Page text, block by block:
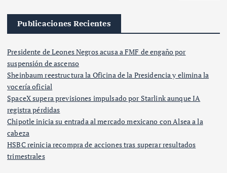
Publicaciones Recientes
Presidente de Leones Negros acusa a FMF de engaño por
suspensión de ascenso
Sheinbaum reestructura la Oficina de la Presidencia y elimina la
vocería oficial
SpaceX supera previsiones impulsado por Starlink aunque IA
registra pérdidas
Chipotle inicia su entrada al mercado mexicano con Alsea a la
cabeza
HSBC reinicia recompra de acciones tras superar resultados
trimestrales